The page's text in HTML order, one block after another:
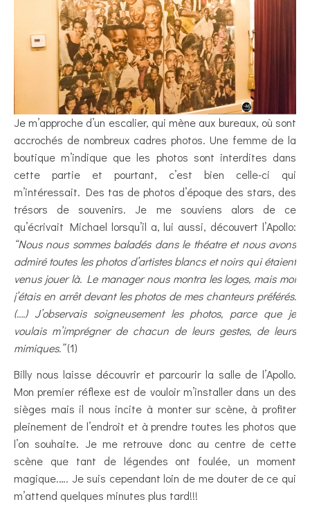
Je m’approche d’un escalier, qui mène aux bureaux, où sont
accrochés de nombreux cadres photos. Une femme de la
boutique m’indique que les photos sont interdites dans
cette partie et pourtant, c’est bien celle-ci qui
m’intéressait. Des tas de photos d’époque des stars, des
trésors de souvenirs. Je me souviens alors de ce
qu’écrivait Michael lorsqu’il a, lui aussi, découvert l’Apollo:
“Nous nous sommes baladés dans le théatre et nous avons
admiré toutes les photos d’artistes blancs et noirs qui étaient
venus jouer là. Le manager nous montra les loges, mais moi
j’étais en arrêt devant les photos de mes chanteurs préférés.
(….) J’observais soigneusement les photos, parce que je
voulais m’imprégner de chacun de leurs gestes, de leurs
mimiques.”(1)
Billy nous laisse découvrir et parcourir la salle de l’Apollo.
Mon premier réflexe est de vouloir m’installer dans un des
sièges mais il nous incite à monter sur scène, à profiter
pleinement de l’endroit et à prendre toutes les photos que
l’on souhaite. Je me retrouve donc au centre de cette
scène que tant de légendes ont foulée, un moment
magique.…. Je suis cependant loin de me douter de ce qui
m’attend quelques minutes plus tard!!!